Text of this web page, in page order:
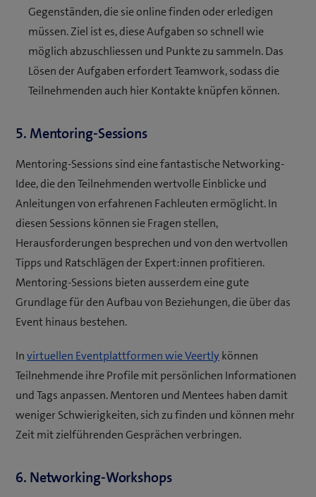
Gegenständen, die sie online finden oder erledigen
müssen. Ziel ist es, diese Aufgaben so schnell wie
möglich abzuschliessen und Punkte zu sammeln. Das
Lösen der Aufgaben erfordert Teamwork, sodass die
Teilnehmenden auch hier Kontakte knüpfen können.
5. Mentoring-Sessions
Mentoring-Sessions sind eine fantastische Networking-
Idee, die den Teilnehmenden wertvolle Einblicke und
Anleitungen von erfahrenen Fachleuten ermöglicht. In
diesen Sessions können sie Fragen stellen,
Herausforderungen besprechen und von den wertvollen
Tipps und Ratschlägen der Expert:innen profitieren.
Mentoring-Sessions bieten ausserdem eine gute
Grundlage für den Aufbau von Beziehungen, die über das
Event hinaus bestehen.
Invirtuellen Eventplattformen wie Veertlykönnen
Teilnehmende ihre Profile mit persönlichen Informationen
und Tags anpassen. Mentoren und Mentees haben damit
weniger Schwierigkeiten, sich zu finden und können mehr
Zeit mit zielführenden Gesprächen verbringen.
6. Networking-Workshops